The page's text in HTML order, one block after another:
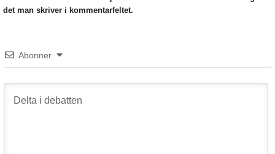
det man skriver i kommentarfeltet.
Abonner